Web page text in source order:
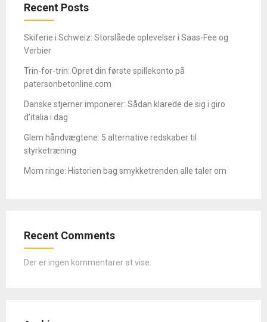
Recent Posts
Skiferie i Schweiz: Storslåede oplevelser i Saas-Fee og
Verbier
Trin-for-trin: Opret din første spillekonto på
patersonbetonline.com
Danske stjerner imponerer: Sådan klarede de sig i giro
d’italia i dag
Glem håndvægtene: 5 alternative redskaber til
styrketræning
Mom ringe: Historien bag smykketrenden alle taler om
Recent Comments
Der er ingen kommentarer at vise.